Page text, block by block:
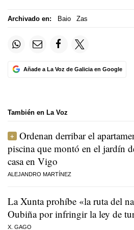
Archivado en: Baio Zas
Añade a La Voz de Galicia en Google
También en La Voz
Ordenan derribar el
piscina que montó en el jardín
casa en Vigo
ALEJANDRO MARTÍNEZ
La Xunta prohíbe «la ruta del
Oubiña por infringir la ley de
X. GAGO